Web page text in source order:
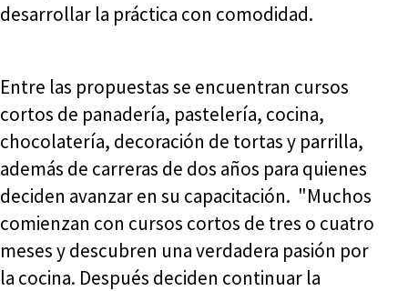
desarrollar la práctica con comodidad.
Entre las propuestas se encuentran cursos
cortos de panadería, pastelería, cocina,
chocolatería, decoración de tortas y parrilla,
además de carreras de dos años para quienes
deciden avanzar en su capacitación. "Muchos
comienzan con cursos cortos de tres o cuatro
meses y descubren una verdadera pasión por
la cocina. Después deciden continuar la